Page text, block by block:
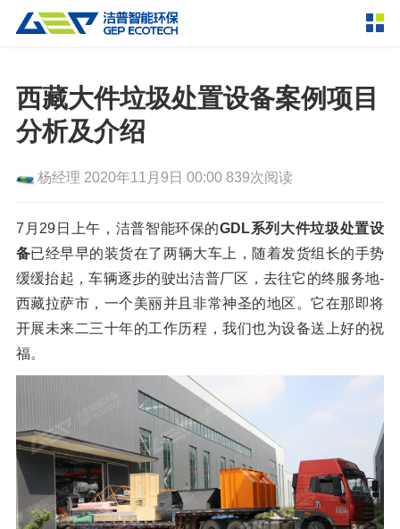
双轴撕碎机 单轴撕碎机
垃圾破袋机 移动式撕碎站
粉碎设备
环锤式粉碎机 鼓式粉碎机
轮胎钢丝分离机 通用型粉碎机
破碎设备
反击式破碎机 颚式破碎机
圆锥破碎机 立轴冲击式破碎机
重型锤式破碎机 移动式破碎站
挤压成型设备
RDF成型机 生物质颗粒机
液压打包机
成套机组
封闭式破碎系统 废轮胎热解系统
橡胶破胶机组
分选分离设备
风选机
磁选机 涡电流分选机
脉冲除尘器 轮胎抽丝机
解决方案
服务支持
新闻资讯
走进洁普
西藏大件垃圾处置设备案例项目
分析及介绍
杨经理 2020年11月9日 00:00 839次阅读
7月29日上午，洁普智能环保的GDL系列大件垃圾处置设
备已经早早的装货在了两辆大车上，随着发货组长的手势
缓缓抬起，车辆逐步的驶出洁普厂区，去往它的终服务地-
西藏拉萨市，一个美丽并且非常神圣的地区。它在那即将
开展未来二三十年的工作历程，我们也为设备送上好的祝
福。